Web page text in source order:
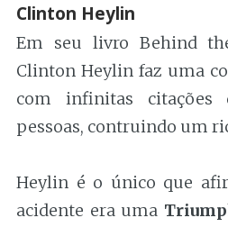
Clinton Heylin
Em seu livro Behind
Clinton Heylin faz uma
com infinitas citações
pessoas, contruindo um
Heylin é o único que
acidente era uma